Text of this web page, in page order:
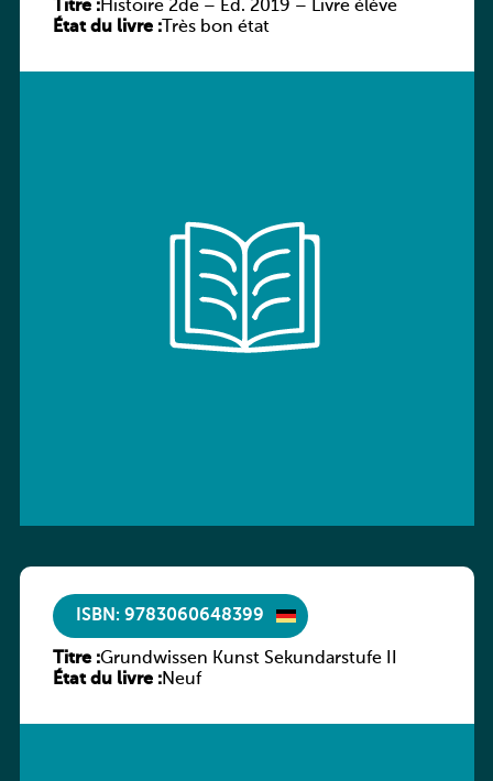
Titre :Histoire 2de – Éd. 2019 – Livre élève
État du livre :Très bon état
ISBN: 9783060648399
Titre :Grundwissen Kunst Sekundarstufe II
État du livre :Neuf